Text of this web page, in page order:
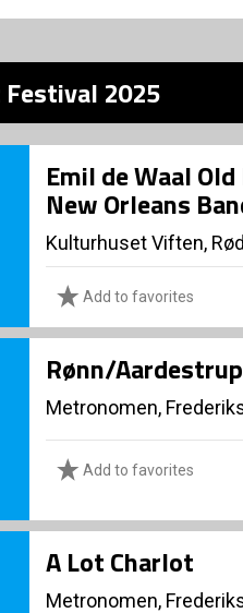
Festival 2025
Emil de Waal
New Orleans
Kulturhuset Viften,
Add to favorites
Rønn/
Metronomen,
Add to favorites
A Lot Charlot
Metronomen,